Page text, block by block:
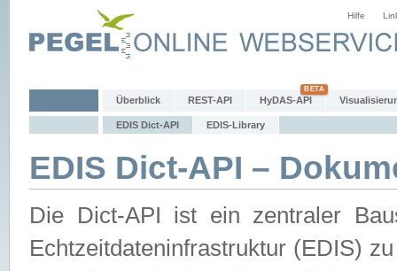
Hilfe
Überblick REST-API HyDAS-API
EDIS Dict-API EDIS-Library
EDIS Dict-API –
Die Dict-API ist ein zentraler
Echtzeitdateninfrastruktur (EDIS)